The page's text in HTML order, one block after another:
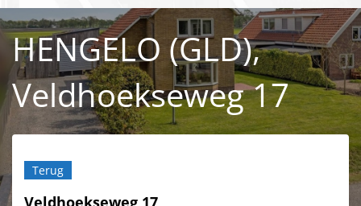
HENGELO (GLD),
Veldhoekseweg 17
Terug
Veldhoekseweg 17